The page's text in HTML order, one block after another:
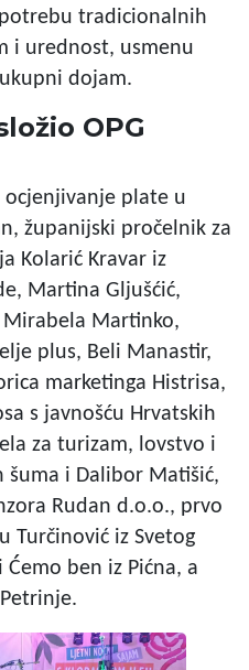
tradicionalnih
i urednost, usmenu
dojam.
OPG
ocjenjivanje plate u
županijski pročelnik za
Kolarić Kravar iz
Martina Gljušćić,
Martinko,
plus, Beli Manastir,
marketinga Histrisa,
s javnošću Hrvatskih
za turizam, lovstvo i
šuma i Dalibor Matišić,
Rudan d.o.o., prvo
Turčinović iz Svetog
ben iz Pićna, a